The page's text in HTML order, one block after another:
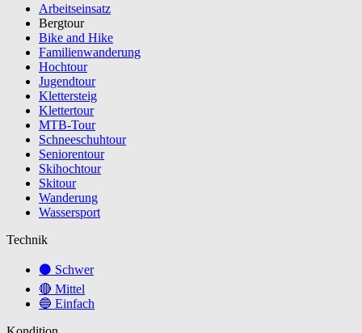
Arbeitseinsatz
Bergtour
Bike and Hike
Familienwanderung
Hochtour
Jugendtour
Klettersteig
Klettertour
MTB-Tour
Schneeschuhtour
Seniorentour
Skihochtour
Skitour
Wanderung
Wassersport
Technik
⚫ Schwer
🔴 Mittel
🔵 Einfach